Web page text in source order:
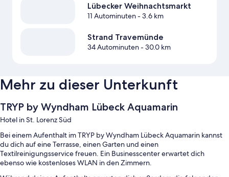
Lübecker Weihnachtsmarkt
11 Autominuten- 3.6 km
Strand Travemünde
34 Autominuten- 30.0 km
Mehr zu dieser Unterkunft
TRYP by Wyndham Lübeck Aquamarin
Hotel in St. Lorenz Süd
Bei einem Aufenthalt im TRYP by Wyndham Lübeck Aquamarin kannst
du dich auf eine Terrasse, einen Garten und einen
Textilreinigungsservice freuen. Ein Businesscenter erwartet dich
ebenso wie kostenloses WLAN in den Zimmern.